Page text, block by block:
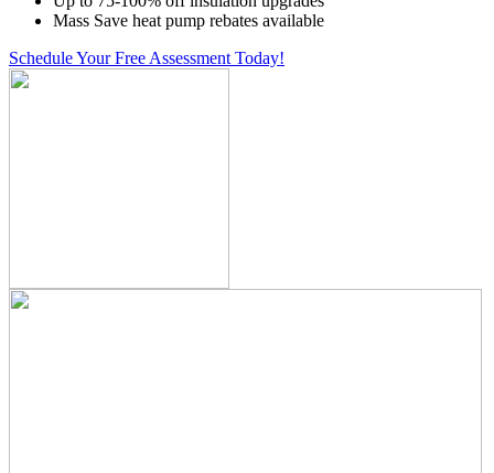
Mass Save heat pump rebates available
Schedule Your Free Assessment Today!